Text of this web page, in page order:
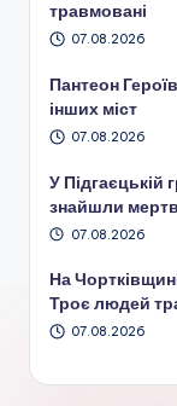
травмовані
07.08.2026
Пантеон
інших міст
07.08.2026
У Підгаєцькій
знайшли
07.08.2026
На
Троє людей
07.08.2026